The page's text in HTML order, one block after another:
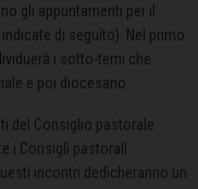
gli appuntamenti per il
di seguito). Nel primo
i sotto-temi che
e poi diocesano.
del Consiglio pastorale
i Consigli pastorali
incontri dedicheranno un